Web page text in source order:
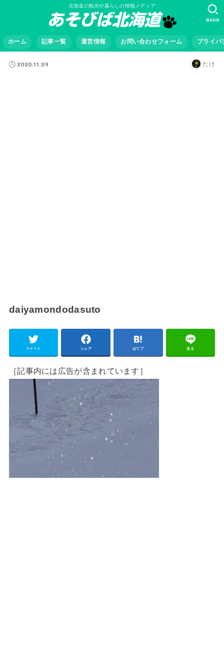
北海道の観光や暮らしの情報メディア
ホーム 記事一覧 運営情報 お問い合わせフォーム プライバ
SEARCH
2020.11.09 たけ
daiyamondodasuto
ツイート シェア はてブ 送る
［記事内には広告が含まれています］